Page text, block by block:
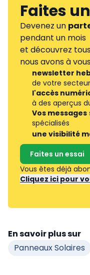
Faites
Devenez un
pendant un mois
et découvrez
nous avons à
newsletter
de votre secteur
l'accès
à des aperçus
Vos messages
spécialisés
une visibilité
Faites un essai
Vous êtes déjà
Cliquez ici pour
En savoir plus sur
Panneaux Solaires